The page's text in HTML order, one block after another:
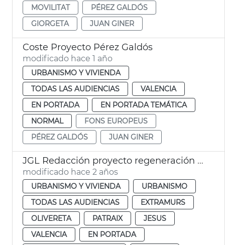
MOVILITAT
PÉREZ GALDÓS
GIORGETA
JUAN GINER
Coste Proyecto Pérez Galdós
modificado hace 1 año
URBANISMO Y VIVIENDA
TODAS LAS AUDIENCIAS
VALENCIA
EN PORTADA
EN PORTADA TEMÁTICA
NORMAL
FONS EUROPEUS
PÉREZ GALDÓS
JUAN GINER
JGL Redacción proyecto regeneración Pérez Galdós y Giorgeta
modificado hace 2 años
URBANISMO Y VIVIENDA
URBANISMO
TODAS LAS AUDIENCIAS
EXTRAMURS
OLIVERETA
PATRAIX
JESUS
VALENCIA
EN PORTADA